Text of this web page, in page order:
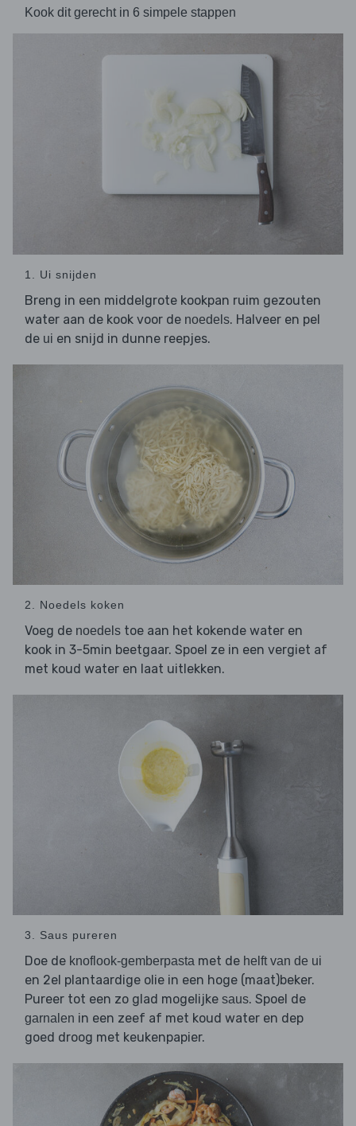
Kook dit gerecht in 6 simpele stappen
1. Ui snijden
Breng in een middelgrote kookpan ruim gezouten
water aan de kook voor de noedels. Halveer en pel
de ui en snijd in dunne reepjes.
2. Noedels koken
Voeg de noedels toe aan het kokende water en
kook in 3-5min beetgaar. Spoel ze in een vergiet af
met koud water en laat uitlekken.
3. Saus pureren
Doe de knoflook-gemberpasta met de helft van de ui
en 2el plantaardige olie in een hoge (maat)beker.
Pureer tot een zo glad mogelijke saus. Spoel de
garnalen in een zeef af met koud water en dep
goed droog met keukenpapier.